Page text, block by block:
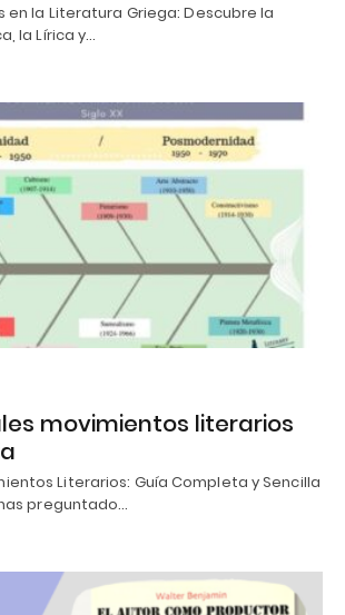
en la Literatura Griega: Descubre la
la Lírica y…
movimientos literarios
Literarios: Guía Completa y Sencilla
preguntado…